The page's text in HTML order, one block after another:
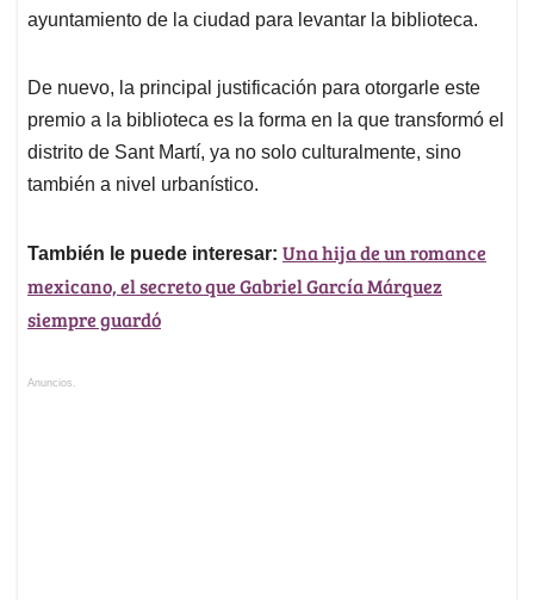
ayuntamiento de la ciudad para levantar la biblioteca.
De nuevo, la principal justificación para otorgarle este
premio a la biblioteca es la forma en la que transformó el
distrito de Sant Martí, ya no solo culturalmente, sino
también a nivel urbanístico.
También le puede interesar: Una hija de un romance
mexicano, el secreto que Gabriel García Márquez
siempre guardó
Anuncios.